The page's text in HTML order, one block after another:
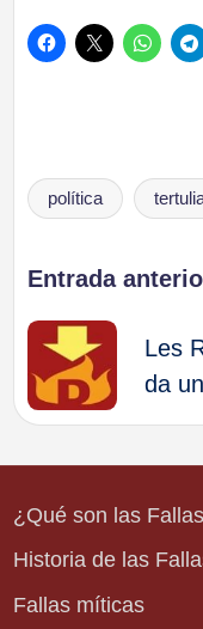
Etiquetas:
política
de
Entrada
Les
da
¿Qué son las
Historia de las
Fallas míticas